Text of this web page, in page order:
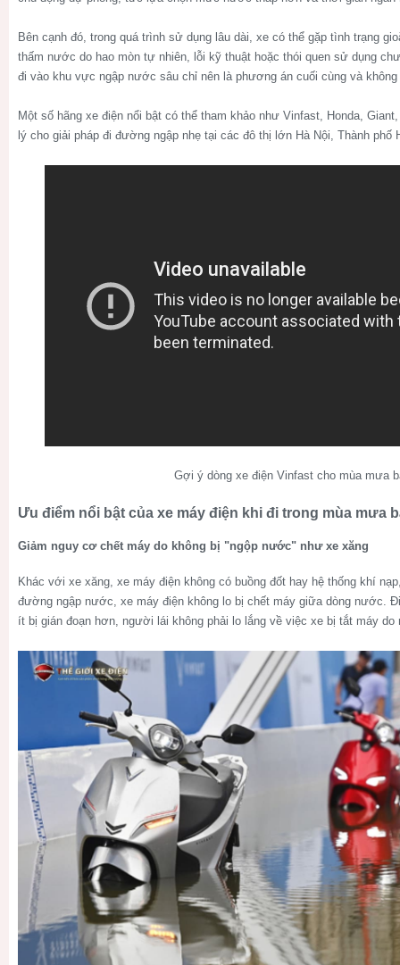
Bên cạnh đó, trong quá trình sử dụng lâu dài, xe có thể gặp tình trạng
thấm nước do hao mòn tự nhiên, lỗi kỹ thuật hoặc thói quen sử dụng
đi vào khu vực ngập nước sâu chỉ nên là phương án cuối cùng và không
Một số hãng xe điện nổi bật có thể tham khảo như Vinfast, Honda,
lý cho giải pháp đi đường ngập nhẹ tại các đô thị lớn Hà Nội, Thành phố
Gợi ý dòng xe điện Vinfast cho mùa mưa
Ưu điểm nổi bật của xe máy điện khi đi trong mùa mưa
Giảm nguy cơ chết máy do không bị "ngộp nước" như xe xăng
Khác với xe xăng, xe máy điện không có buồng đốt hay hệ thống khí
đường ngập nước, xe máy điện không lo bị chết máy giữa dòng nước.
ít bị gián đoạn hơn, người lái không phải lo lắng về việc xe bị tắt máy